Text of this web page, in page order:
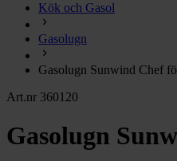
Energi chevron_right
Kök & Gasol
Värme chevron_right
Vatten chevron_right
Toalett
chevron_right
Kök och Gasol
Gasolugn
Gasolugn Sunwind Chef
Art.nr 360120
Gasolugn